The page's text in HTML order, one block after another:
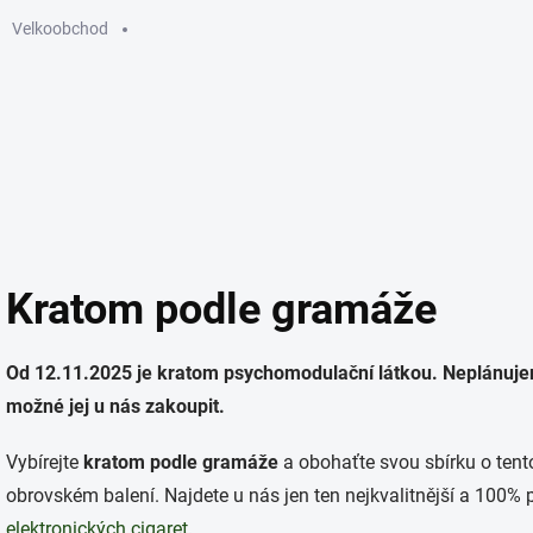
Velkoobchod
Kratom podle gramáže
Od 12.11.2025 je kratom psychomodulační látkou.
možné jej u nás zakoupit.
Vybírejte kratom podle gramáže a obohaťte svou sbírku o
obrovském balení. Najdete u nás jen ten nejkvalitnější a